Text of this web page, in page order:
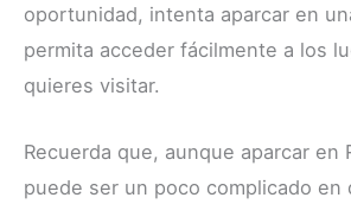
oportunidad, intenta aparcar en
permita acceder fácilmente a los
quieres visitar.
Recuerda que, aunque aparcar en
puede ser un poco complicado en